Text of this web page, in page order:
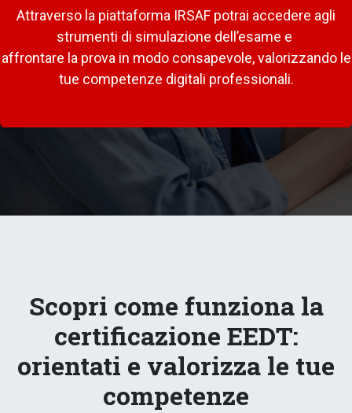
Attraverso la piattaforma IRSAF potrai accedere agli
strumenti di simulazione dell’esame e
affrontare la prova in modo consapevole, valorizzando le
tue competenze digitali professionali.
Scopri come funziona la
certificazione EEDT:
orientati e valorizza le tue
competenze